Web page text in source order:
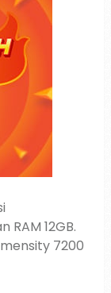
RAM 12GB.
7200